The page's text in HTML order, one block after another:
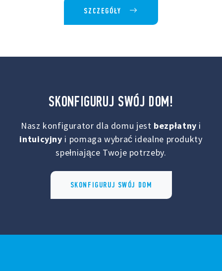
SZCZEGÓŁY
SKONFIGURUJ SWÓJ DOM!
Nasz konfigurator dla domu jest bezpłatny i
intuicyjny i pomaga wybrać idealne produkty
spełniające Twoje potrzeby.
SKONFIGURUJ SWÓJ DOM